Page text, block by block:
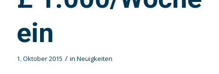
ein
1. Oktober 2015 / in Neuigkeiten